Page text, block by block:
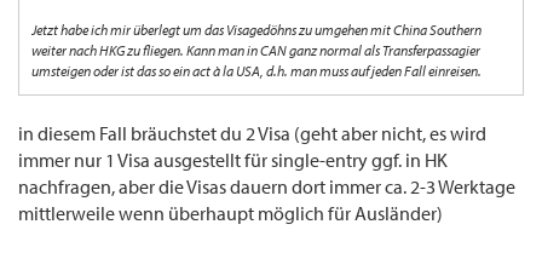
Jetzt habe ich mir überlegt um das Visagedöhns zu umgehen mit China Southern
weiter nach HKG zu fliegen. Kann man in CAN ganz normal als Transferpassagier
umsteigen oder ist das so ein act à la USA, d.h. man muss auf jeden Fall einreisen.
in diesem Fall bräuchstet du 2 Visa (geht aber nicht, es wird
immer nur 1 Visa ausgestellt für single-entry ggf. in HK
nachfragen, aber die Visas dauern dort immer ca. 2-3 Werktage
mittlerweile wenn überhaupt möglich für Ausländer)